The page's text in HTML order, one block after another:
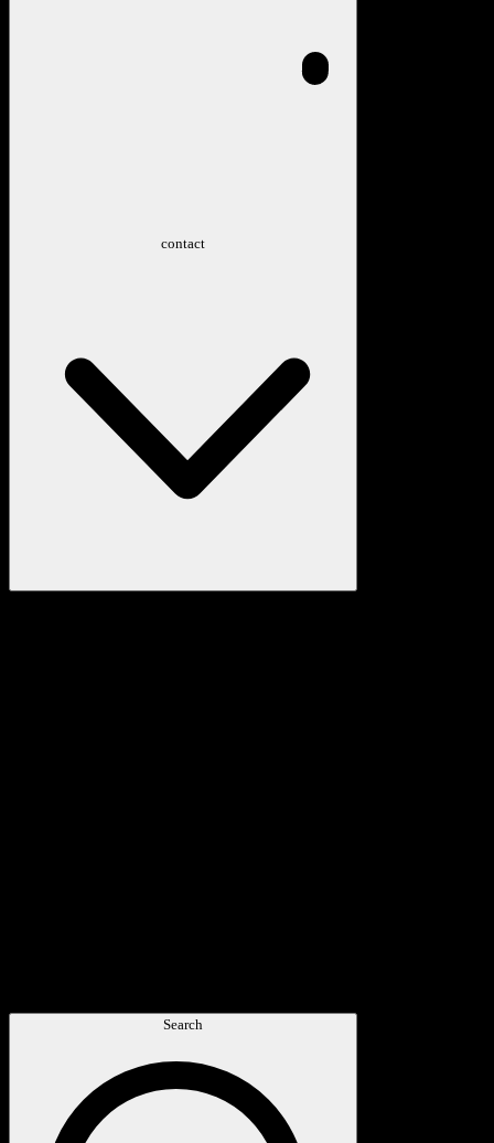
contact
Search